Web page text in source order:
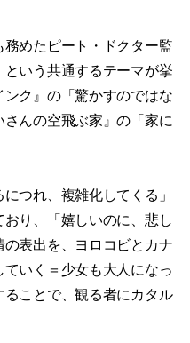
務めたピート・ドクター監
いう共通するテーマが挙
ク』の「驚かすのではな
んの空飛ぶ家』の「家に
つれ、複雑化してくる」
り、「嬉しいのに、悲し
表出を、ヨロコビとカナ
いく＝少女も大人になっ
ことで、観る者にカタル